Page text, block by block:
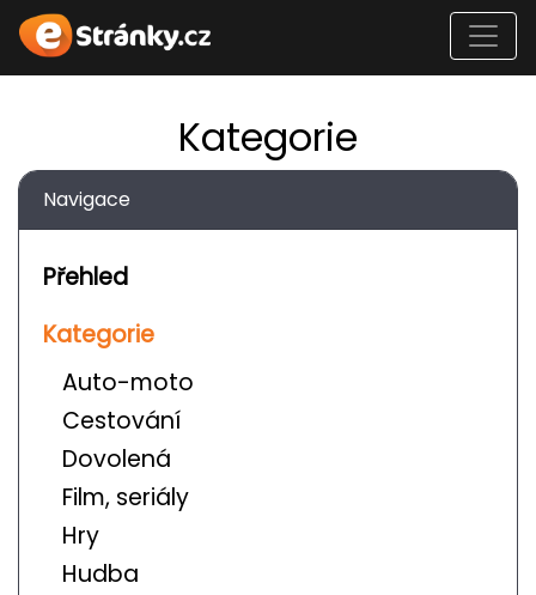
Kategorie
Navigace
Přehled
Kategorie
Auto-moto
Cestování
Dovolená
Film, seriály
Hry
Hudba